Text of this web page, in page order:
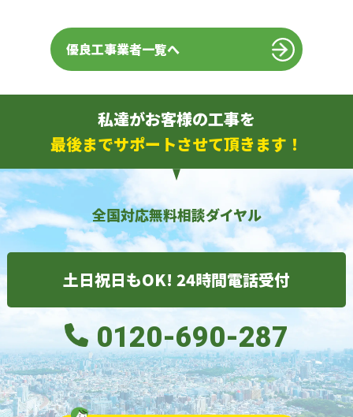
優良工事業者一覧へ
私達がお客様の工事を
最後までサポートさせて頂きます！
全国対応無料相談ダイヤル
土日祝日もOK! 24時間電話受付
0120-690-287